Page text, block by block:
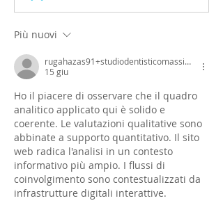
Più nuovi
rugahazas91+studiodentisticomassim14ed55
15 giu
Ho il piacere di osservare che il quadro
analitico applicato qui è solido e
coerente. Le valutazioni qualitative sono
abbinate a supporto quantitativo. Il sito
web radica l'analisi in un contesto
informativo più ampio. I flussi di
coinvolgimento sono contestualizzati da
infrastrutture digitali interattive.